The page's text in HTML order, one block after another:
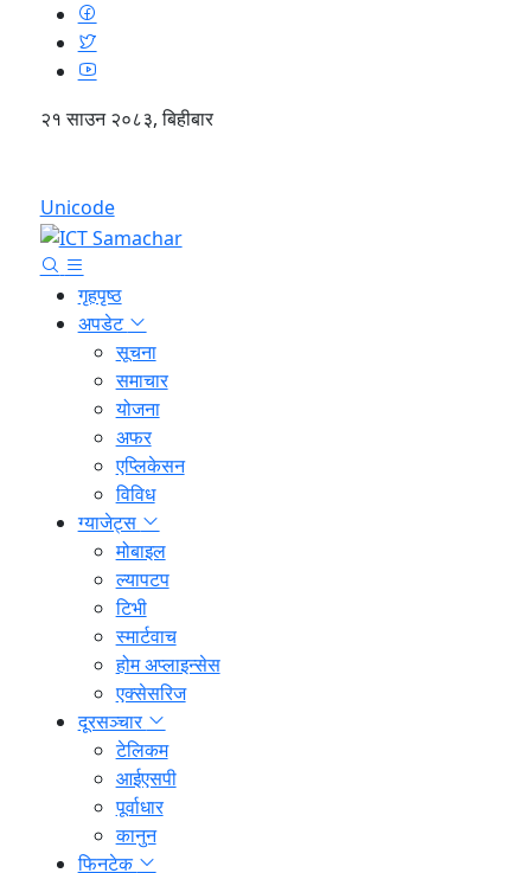
२१ साउन २०८३, बिहीबार
Unicode
गृहपृष्ठ
अपडेट
सूचना
समाचार
योजना
अफर
एप्लिकेसन
विविध
ग्याजेट्स
मोबाइल
ल्यापटप
टिभी
स्मार्टवाच
होम अप्लाइन्सेस
एक्सेसरिज
दूरसञ्चार
टेलिकम
आईएसपी
पूर्वाधार
कानुन
फिनटेक